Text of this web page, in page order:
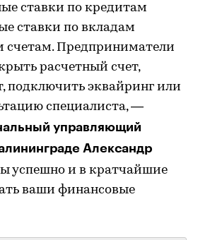
ставки по кредитам
ставки по вкладам
счетам. Предприниматели
расчетный счет,
подключить эквайринг или
специалиста, —
управляющий
Александр
успешно и в кратчайшие
ваши финансовые